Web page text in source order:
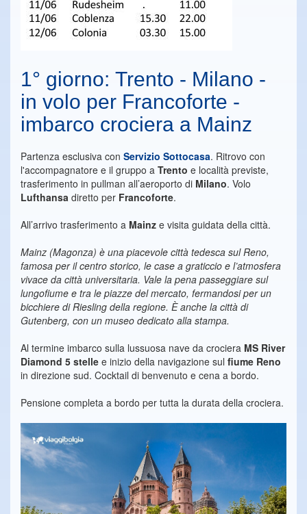
1° giorno: Trento - Milano -
in volo per Francoforte -
imbarco crociera a Mainz
Partenza esclusiva con Servizio Sottocasa. Ritrovo con
l'accompagnatore e il gruppo a Trento e località previste,
trasferimento in pullman all’aeroporto di Milano. Volo
Lufthansa diretto per Francoforte.
All’arrivo trasferimento a Mainz e visita guidata della città.
Mainz (Magonza) è una piacevole città tedesca sul Reno,
famosa per il centro storico, le case a graticcio e l’atmosfera
vivace da città universitaria. Vale la pena passeggiare sul
lungofiume e tra le piazze del mercato, fermandosi per un
bicchiere di Riesling della regione. È anche la città di
Gutenberg, con un museo dedicato alla stampa.
Al termine imbarco sulla lussuosa nave da crociera MS River
Diamond 5 stelle e inizio della navigazione sul fiume Reno
in direzione sud. Cocktail di benvenuto e cena a bordo.
Pensione completa a bordo per tutta la durata della crociera.